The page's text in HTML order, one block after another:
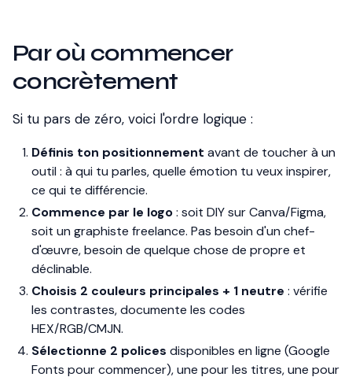
Par où commencer
concrètement
Si tu pars de zéro, voici l'ordre logique :
Définis ton positionnement avant de toucher à un
outil : à qui tu parles, quelle émotion tu veux inspirer,
ce qui te différencie.
Commence par le logo: soit DIY sur Canva/Figma,
soit un graphiste freelance. Pas besoin d'un chef-
d'œuvre, besoin de quelque chose de propre et
déclinable.
Choisis 2 couleurs principales + 1 neutre : vérifie
les contrastes, documente les codes
HEX/RGB/CMJN.
Sélectionne 2 polices disponibles en ligne (Google
Fonts pour commencer), une pour les titres, une pour